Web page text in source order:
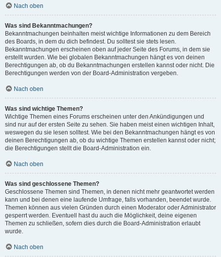
Nach oben
Was sind Bekanntmachungen?
Bekanntmachungen beinhalten meist wichtige Informationen zu dem Bereich
des Boards, in dem du dich befindest. Du solltest sie stets lesen.
Bekanntmachungen erscheinen oben auf jeder Seite des Forums, in dem sie
erstellt wurden. Wie bei globalen Bekanntmachungen hängt es von deinen
Berechtigungen ab, ob du Bekanntmachungen erstellen kannst oder nicht. Die
Berechtigungen werden von der Board-Administration vergeben.
Nach oben
Was sind wichtige Themen?
Wichtige Themen eines Forums erscheinen unter den Ankündigungen und
sind nur auf der ersten Seite zu sehen. Sie haben meist einen wichtigen Inhalt,
weswegen du sie lesen solltest. Wie bei den Bekanntmachungen hängt es von
deinen Berechtigungen ab, ob du wichtige Themen erstellen kannst oder nicht;
die Berechtigungen stellt die Board-Administration ein.
Nach oben
Was sind geschlossene Themen?
Geschlossene Themen sind Themen, in denen nicht mehr geantwortet werden
kann und bei denen eine laufende Umfrage, falls vorhanden, beendet wurde.
Themen können aus vielen Gründen durch einen Moderator oder Administrator
gesperrt werden. Eventuell hast du auch die Möglichkeit, deine eigenen
Themen zu schließen, sofern dies durch die Board-Administration erlaubt
wurde.
Nach oben